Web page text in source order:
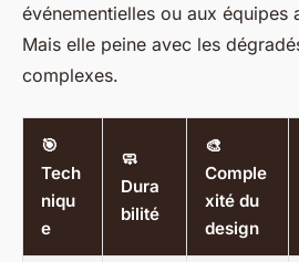
événementielles ou aux équipes
Mais elle peine avec les
complexes.
🎯
Tech
niqu
e
🧼
Dura
bilité
🎨
Comple
xité du
design